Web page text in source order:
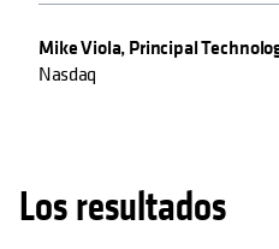
Mike Viola, Principal
Nasdaq
Los resultados